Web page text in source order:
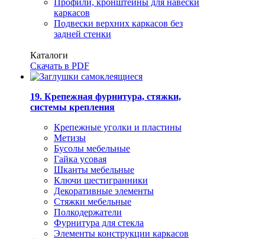
Профили, кронштейны для навески
каркасов
Подвески верхних каркасов без
задней стенки
Каталоги
Скачать в PDF
19. Крепежная фурнитура, стяжки,
системы крепления
Крепежные уголки и пластины
Метизы
Бусолы мебельные
Гайка усовая
Шканты мебельные
Ключи шестигранники
Декоративные элементы
Стяжки мебельные
Полкодержатели
Фурнитура для стекла
Элементы конструкции каркасов